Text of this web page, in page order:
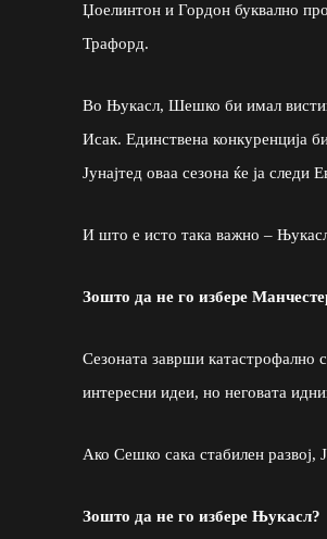
Џоелинтон и Гордон буквално
Трафорд.
Во Њукасл, Шешко би имал
Исак. Единствена конкуренција
Јунајтед оваа сезона ќе ја следи
И што е исто така важно –
Зошто да не го избере
Сезоната заврши
интересни идеи, но неговата
Ако Сешко сака стабилен развој,
Зошто да не го избере Њукасл?